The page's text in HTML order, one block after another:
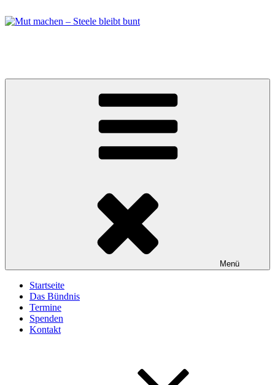
Inhalt
Menü
Startseite
Das Bündnis
Termine
Spenden
Kontakt